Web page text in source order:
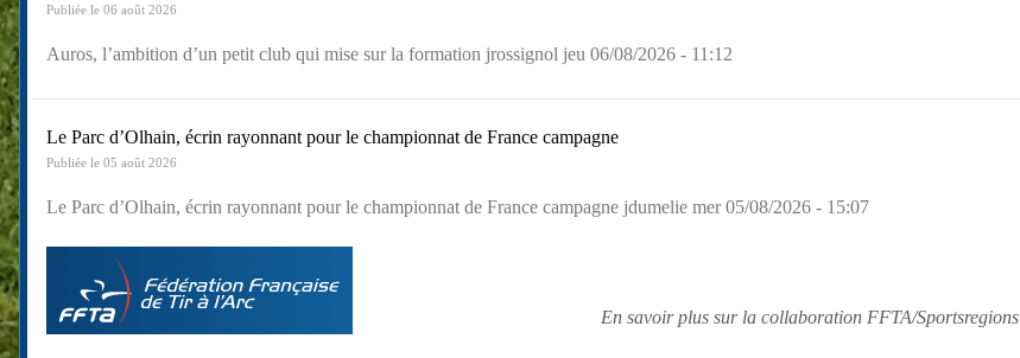
Publiée le 06 août 2026
Auros, l’ambition d’un petit club qui mise sur la formation jrossignol jeu 06/08/2026 - 11:12
Le Parc d’Olhain, écrin rayonnant pour le championnat de France campagne
Publiée le 05 août 2026
Le Parc d’Olhain, écrin rayonnant pour le championnat de France campagne jdumelie mer 05/08/2026 - 15:07
En savoir plus sur la collaboration FFTA/Sportsregions